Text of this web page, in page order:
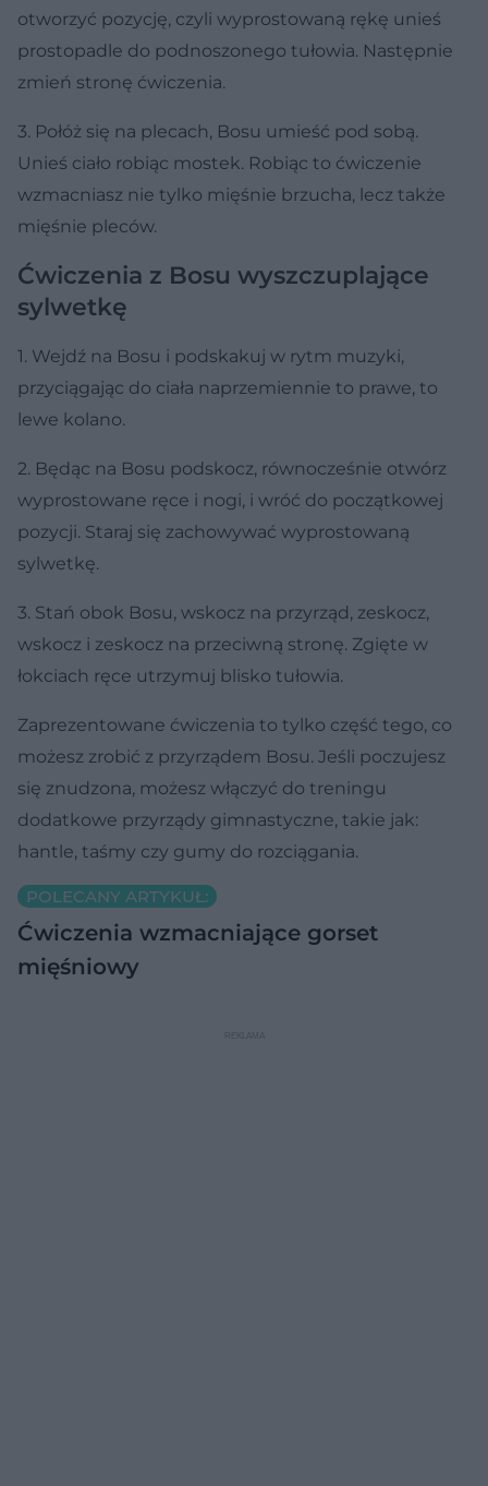
otworzyć pozycję, czyli wyprostowaną rękę unieś
prostopadle do podnoszonego tułowia. Następnie
zmień stronę ćwiczenia.
3. Połóż się na plecach, Bosu umieść pod sobą.
Unieś ciało robiąc mostek. Robiąc to ćwiczenie
wzmacniasz nie tylko mięśnie brzucha, lecz także
mięśnie pleców.
Ćwiczenia z Bosu wyszczuplające
sylwetkę
1. Wejdź na Bosu i podskakuj w rytm muzyki,
przyciągając do ciała naprzemiennie to prawe, to
lewe kolano.
2. Będąc na Bosu podskocz, równocześnie otwórz
wyprostowane ręce i nogi, i wróć do początkowej
pozycji. Staraj się zachowywać wyprostowaną
sylwetkę.
3. Stań obok Bosu, wskocz na przyrząd, zeskocz,
wskocz i zeskocz na przeciwną stronę. Zgięte w
łokciach ręce utrzymuj blisko tułowia.
Zaprezentowane ćwiczenia to tylko część tego, co
możesz zrobić z przyrządem Bosu. Jeśli poczujesz
się znudzona, możesz włączyć do treningu
dodatkowe przyrządy gimnastyczne, takie jak:
hantle, taśmy czy gumy do rozciągania.
POLECANY ARTYKUŁ:
Ćwiczenia wzmacniające gorset
mięśniowy